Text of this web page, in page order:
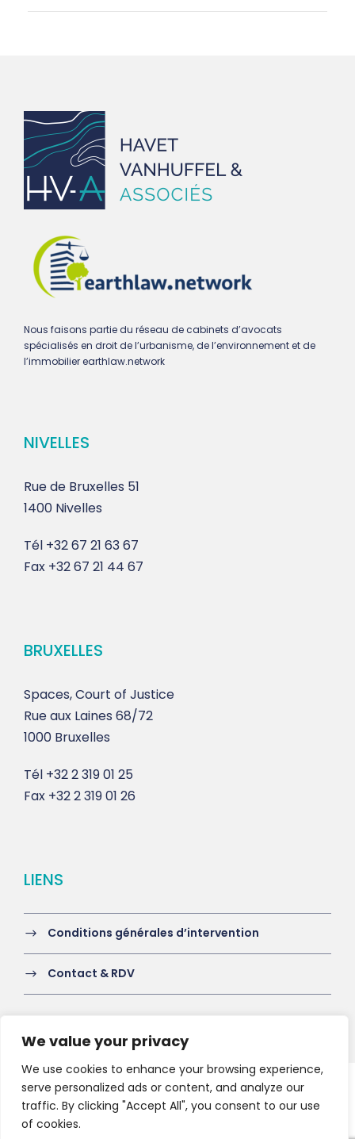
We value your privacy
We use cookies to enhance your browsing experience,
serve personalized ads or content, and analyze our
traffic. By clicking "Accept All", you consent to our use
of cookies.
Nous faisons partie du réseau de cabinets d’avocats
spécialisés en droit de l’urbanisme, de l’environnement et de
l’immobilier earthlaw.network
NIVELLES
Rue de Bruxelles 51
1400 Nivelles
Tél +32 67 21 63 67
Fax +32 67 21 44 67
BRUXELLES
Spaces, Court of Justice
Rue aux Laines 68/72
1000 Bruxelles
Tél +32 2 319 01 25
Fax +32 2 319 01 26
LIENS
Conditions générales d’intervention
Contact & RDV
Copyright 2021 HV-A, All Right Reserved